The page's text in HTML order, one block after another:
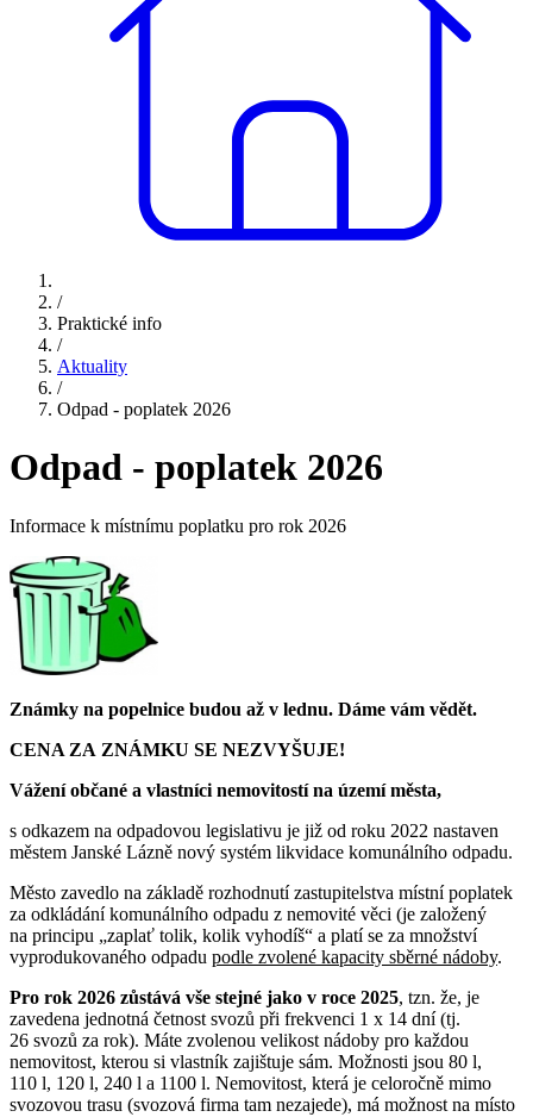
/
Praktické info
/
Aktuality
/
Odpad - poplatek 2026
Odpad - poplatek 2026
Informace k místnímu poplatku pro rok 2026
Známky na popelnice budou až v lednu. Dáme vám vědět.
CENA ZA ZNÁMKU SE NEZVYŠUJE!
Vážení občané a vlastníci nemovitostí na území města,
s odkazem na odpadovou legislativu je již od roku 2022 nastaven
městem Janské Lázně nový systém likvidace komunálního odpadu.
Město zavedlo na základě rozhodnutí zastupitelstva místní poplatek
za odkládání komunálního odpadu z nemovité věci (je založený
na principu „zaplať tolik, kolik vyhodíš“ a platí se za množství
vyprodukovaného odpadu podle zvolené kapacity sběrné nádoby.
Pro rok 2026 zůstává vše stejné jako v roce 2025, tzn. že, je
zavedena jednotná četnost svozů při frekvenci 1 x 14 dní (tj.
26 svozů za rok). Máte zvolenou velikost nádoby pro každou
nemovitost, kterou si vlastník zajištuje sám. Možnosti jsou 80 l,
110 l, 120 l, 240 l a 1100 l. Nemovitost, která je celoročně mimo
svozovou trasu (svozová firma tam nezajede), má možnost na místo